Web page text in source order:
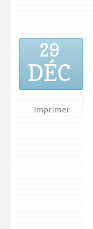
29
DÉC
Imprimer